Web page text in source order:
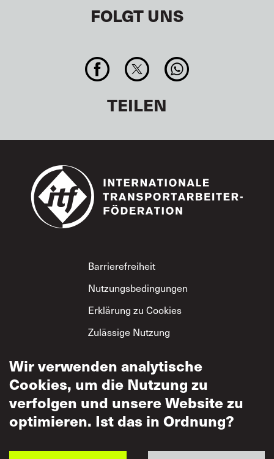
FOLGT UNS
TEILEN
Footer
Barrierefreiheit
Nutzungsbedingungen
Erklärung zu Cookies
Zulässige Nutzung
Grundsatzerklärung
zum gegenseitigen
Respekt
Wir verwenden analytische
Cookies, um die Nutzung zu
verfolgen und unsere Website zu
optimieren. Ist das in Ordnung?